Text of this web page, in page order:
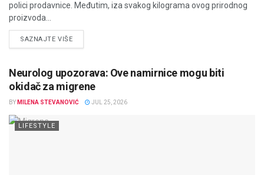
polici prodavnice. Međutim, iza svakog kilograma ovog prirodnog
proizvoda...
SAZNAJTE VIŠEDETAILS
Neurolog upozorava: Ove namirnice mogu biti
okidač za migrene
BY MILENA STEVANOVIĆ JUL 25, 2026
LIFESTYLE